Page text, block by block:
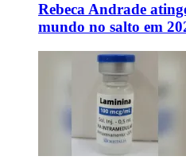
Rebeca Andrade
mundo no salto em